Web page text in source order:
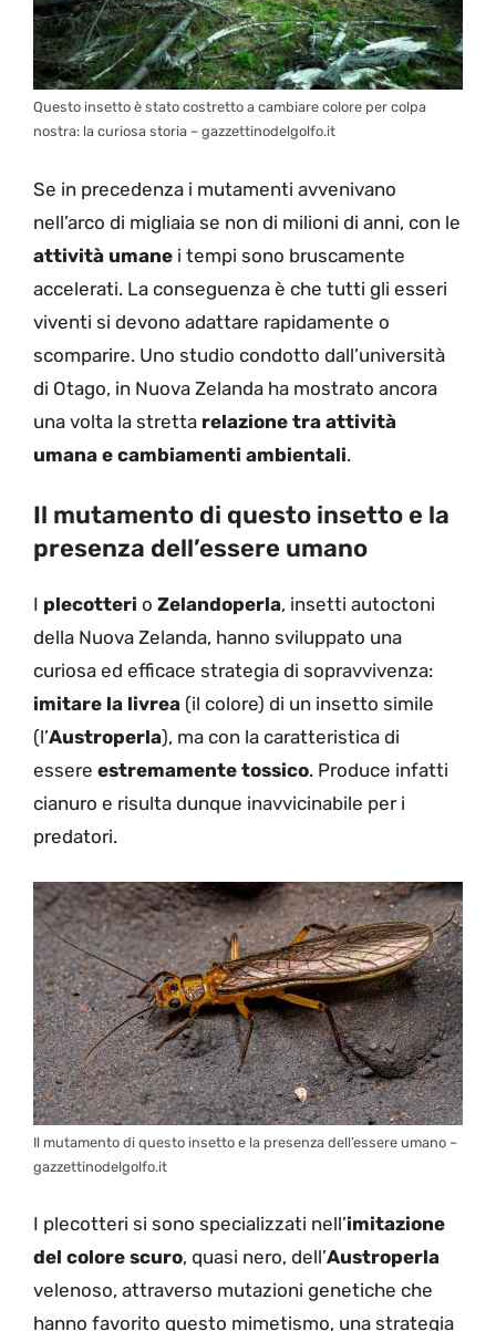
Questo insetto è stato costretto a cambiare colore per colpa
nostra: la curiosa storia – gazzettinodelgolfo.it
Se in precedenza i mutamenti avvenivano
nell’arco di migliaia se non di milioni di anni, con le
attività umane i tempi sono bruscamente
accelerati. La conseguenza è che tutti gli esseri
viventi si devono adattare rapidamente o
scomparire. Uno studio condotto dall’università
di Otago, in Nuova Zelanda ha mostrato ancora
una volta la stretta relazione tra attività
umana e cambiamenti ambientali.
Il mutamento di questo insetto e la
presenza dell’essere umano
I plecotteri o Zelandoperla, insetti autoctoni
della Nuova Zelanda, hanno sviluppato una
curiosa ed efficace strategia di sopravvivenza:
imitare la livrea (il colore) di un insetto simile
(l’Austroperla), ma con la caratteristica di
essere estremamente tossico. Produce infatti
cianuro e risulta dunque inavvicinabile per i
predatori.
Il mutamento di questo insetto e la presenza dell’essere umano –
gazzettinodelgolfo.it
I plecotteri si sono specializzati nell’imitazione
del colore scuro, quasi nero, dell’Austroperla
velenoso, attraverso mutazioni genetiche che
hanno favorito questo mimetismo, una strategia